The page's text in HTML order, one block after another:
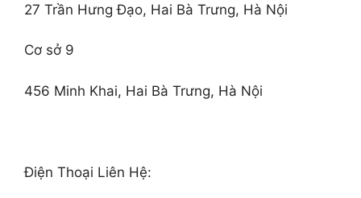
27 Trần Hưng Đạo, Hai Bà Trưng, Hà Nội
Cơ sở 9
456 Minh Khai, Hai Bà Trưng, Hà Nội
Điện Thoại Liên Hệ: